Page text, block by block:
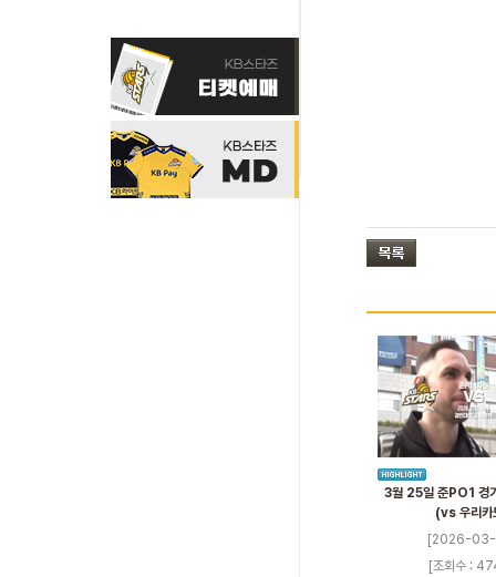
3월 25일 준PO1 경
(vs 우리카
[2026-
[조회수 :